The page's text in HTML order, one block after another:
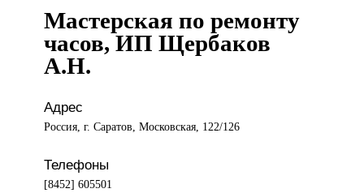
Мастерская по ремонту
часов, ИП Щербаков
А.Н.
Адрес
Россия, г. Саратов, Московская, 122/126
Телефоны
[8452] 605501